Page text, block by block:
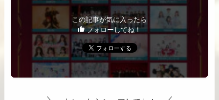
この記事が気に入ったら
フォローしてね！